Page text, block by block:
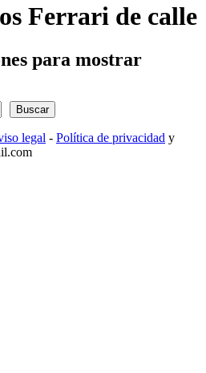
Ferrari de calle
para mostrar
Buscar
legal - Política de privacidad y